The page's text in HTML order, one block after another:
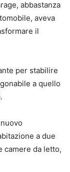
abbastanza
aveva
il
per stabilire
a quello
a due
camere da letto,